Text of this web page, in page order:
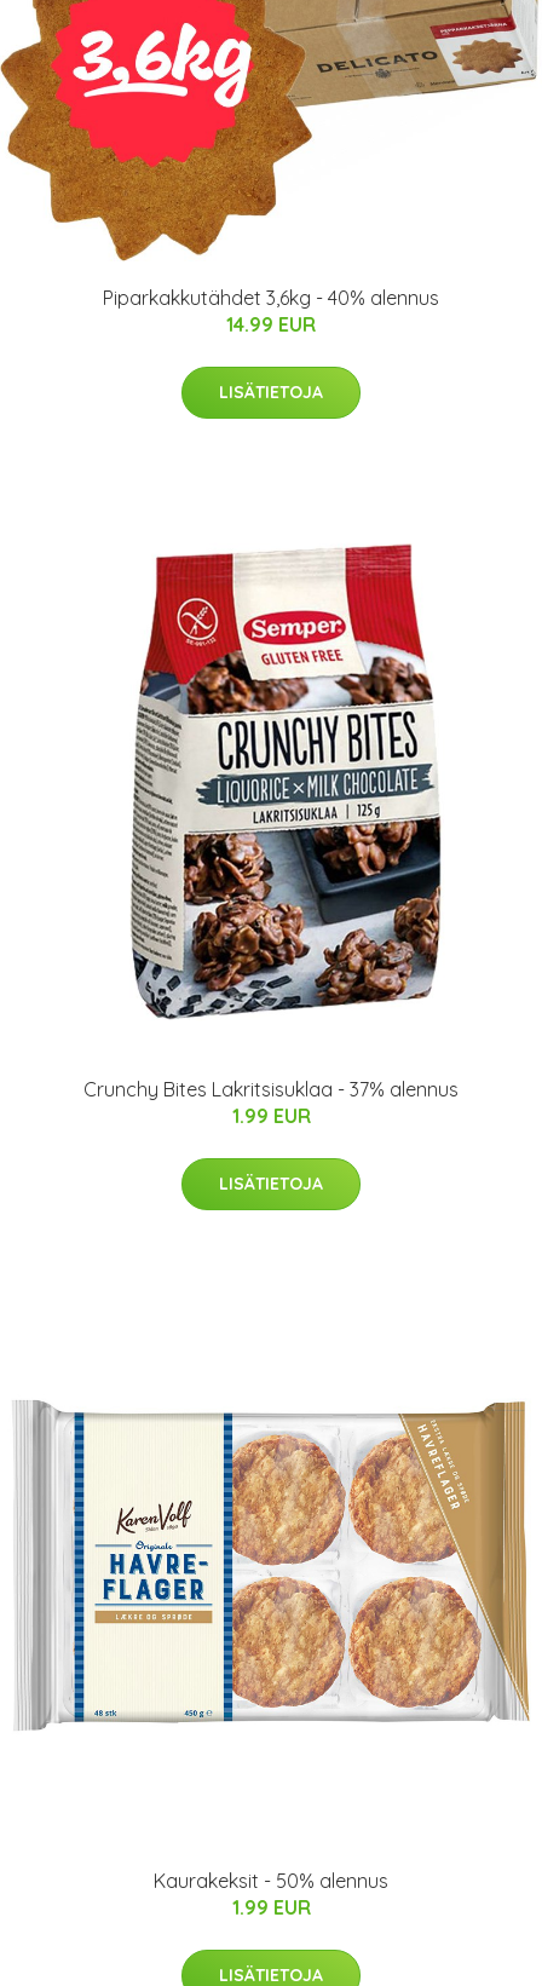
Piparkakkutähdet 3,6kg - 40% alennus
14.99 EUR
LISÄTIETOJA
Crunchy Bites Lakritsisuklaa - 37% alennus
1.99 EUR
LISÄTIETOJA
Kaurakeksit - 50% alennus
1.99 EUR
LISÄTIETOJA